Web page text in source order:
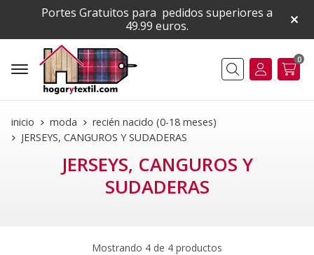
Portes Gratuitos para pedidos superiores a
49.99 euros.
Buscar
0
inicio moda
recién nacido (0-18 meses)
JERSEYS, CANGUROS Y SUDADERAS
JERSEYS, CANGUROS Y
SUDADERAS
Mostrando 4 de 4 productos